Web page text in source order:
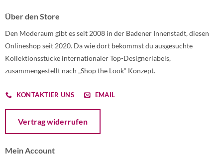
Über den Store
Den Moderaum gibt es seit 2008 in der Badener Innenstadt, diesen
Onlineshop seit 2020. Da wie dort bekommst du ausgesuchte
Kollektionsstücke internationaler Top-Designerlabels,
zusammengestellt nach „Shop the Look“ Konzept.
KONTAKTIER UNS EMAIL
Vertrag widerrufen
Mein Account